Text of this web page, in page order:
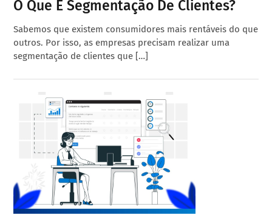
O Que É Segmentação De Clientes?
Sabemos que existem consumidores mais rentáveis do que
outros. Por isso, as empresas precisam realizar uma
segmentação de clientes que […]